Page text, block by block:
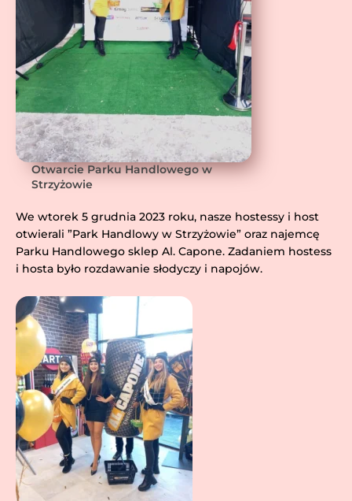
Otwarcie Parku Handlowego w
Strzyżowie
We wtorek 5 grudnia 2023 roku, nasze hostessy i host
otwierali ”Park Handlowy w Strzyżowie” oraz najemcę
Parku Handlowego sklep Al. Capone. Zadaniem hostess
i hosta było rozdawanie słodyczy i napojów.